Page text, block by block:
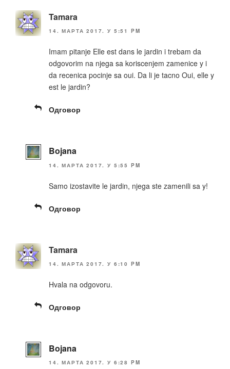
Tamara
14. МАРТА 2017. У 5:51 PM
Imam pitanje Elle est dans le jardin i trebam da
odgovorim na njega sa koriscenjem zamenice y i
da recenica pocinje sa oui. Da li je tacno Oui, elle y
est le jardin?
Одговор
Bojana
14. МАРТА 2017. У 5:55 PM
Samo izostavite le jardin, njega ste zamenili sa y!
Одговор
Tamara
14. МАРТА 2017. У 6:10 PM
Hvala na odgovoru.
Одговор
Bojana
14. МАРТА 2017. У 6:28 PM